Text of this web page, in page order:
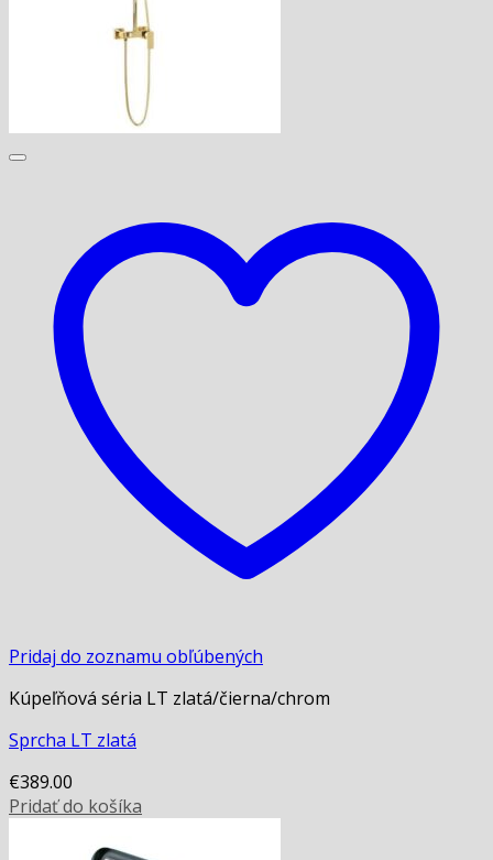
Pridaj do zoznamu obľúbených
Kúpeľňová séria LT zlatá/čierna/chrom
Sprcha LT zlatá
€389.00
Pridať do košíka